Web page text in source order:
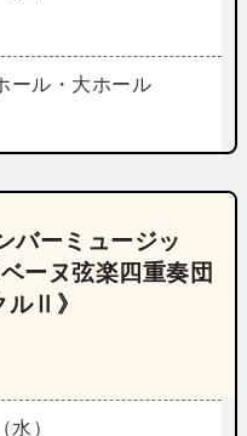
ール・大ホール
バーミュージッ
ーヌ弦楽四重奏団
ルⅡ》
水）